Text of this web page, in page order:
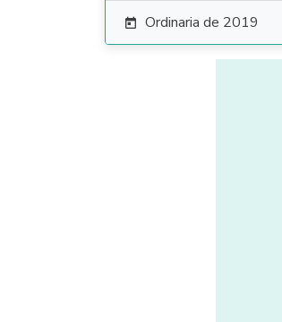
 Ordinaria de 2019